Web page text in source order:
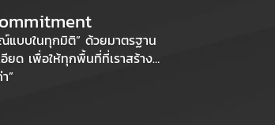
บบในทุกมิติ” ด้วยมาตรฐาน
อียด เพื่อให้ทุกพื้นที่ที่เราสร้าง…
”